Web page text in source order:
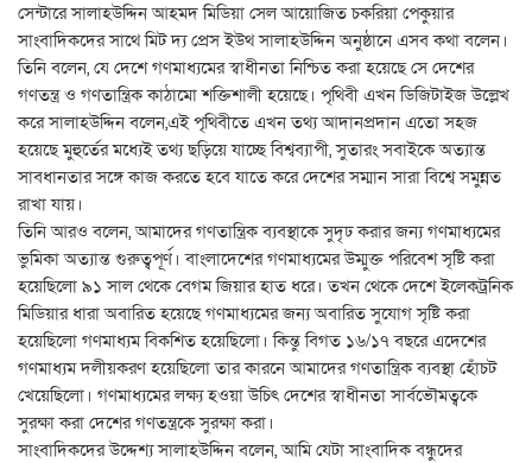
সেন্টারে সালাহউদ্দিন আহমদ মিডিয়া সেল আয়োজিত চকরিয়া পেকুয়ার
সাংবাদিকদের সাথে মিট দ্য প্রেস ইউথ সালাহউদ্দিন অনুষ্ঠানে এসব কথা বলেন।
তিনি বলেন, যে দেশে গণমাধ্যমের স্বাধীনতা নিশ্চিত করা হয়েছে সে দেশের
গণতন্ত্র ও গণতান্ত্রিক কাঠামো শক্তিশালী হয়েছে। পৃথিবী এখন ডিজিটাইজ উল্লেখ
করে সালাহউদ্দিন বলেন,এই পৃথিবীতে এখন তথ্য আদানপ্রদান এতো সহজ
হয়েছে মুহুর্তের মধ্যেই তথ্য ছড়িয়ে যাচ্ছে বিশ্বব্যাপী, সুতারং সবাইকে অত্যান্ত
সাবধানতার সঙ্গে কাজ করতে হবে যাতে করে দেশের সম্মান সারা বিশ্বে সমুন্নত
রাখা যায়।
তিনি আরও বলেন, আমাদের গণতান্ত্রিক ব্যবস্থাকে সুদৃঢ করার জন্য গণমাধ্যমের
ভুমিকা অত্যান্ত গুরুত্বপূর্ণ। বাংলাদেশের গণমাধ্যমের উম্মুক্ত পরিবেশ সৃষ্টি করা
হয়েছিলো ৯১ সাল থেকে বেগম জিয়ার হাত ধরে। তখন থেকে দেশে ইলেকট্রনিক
মিডিয়ার ধারা অবারিত হয়েছে গণমাধ্যমের জন্য অবারিত সুযোগ সৃষ্টি করা
হয়েছিলো গণমাধ্যম বিকশিত হয়েছিলো। কিন্তু বিগত ১৬/১৭ বছরে এদেশের
গণমাধ্যম দলীয়করণ হয়েছিলো তার কারনে আমাদের গণতান্ত্রিক ব্যবস্থা হোঁচট
খেয়েছিলো। গণমাধ্যমের লক্ষ্য হওয়া উচিৎ দেশের স্বাধীনতা সার্বভৌমত্বকে
সুরক্ষা করা দেশের গণতন্ত্রকে সুরক্ষা করা।
সাংবাদিকদের উদ্দেশ্য সালাহউদ্দিন বলেন, আমি যেটা সাংবাদিক বন্ধুদের